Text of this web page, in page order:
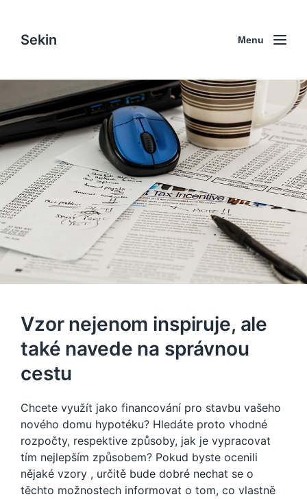
Sekin Menu
Vzor nejenom inspiruje, ale
také navede na správnou
cestu
Chcete využít jako financování pro stavbu vašeho
nového domu hypotéku? Hledáte proto vhodné
rozpočty, respektive způsoby, jak je vypracovat
tím nejlepším způsobem? Pokud byste ocenili
nějaké vzory , určitě bude dobré nechat se o
těchto možnostech informovat o tom, co vlastně